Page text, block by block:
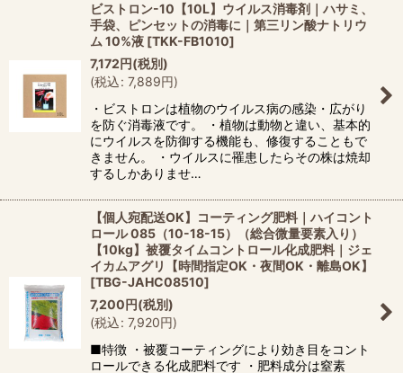
ビストロン-10【10L】ウイルス消毒剤｜ハサミ、
手袋、ピンセットの消毒に｜第三リン酸ナトリウ
ム 10%液 [TKK-FB1010]
7,172円(税別)
(税込: 7,889円)
・ビストロンは植物のウイルス病の感染・広がり
を防ぐ消毒液です。 ・植物は動物と違い、基本的
にウイルスを防御する機能も、修復することもで
きません。 ・ウイルスに罹患したらその株は焼却
するしかありませ…
【個人宛配送OK】コーティング肥料｜ハイコント
ロール 085（10-18-15）（総合微量要素入り）
【10kg】被覆タイムコントロール化成肥料｜ジェ
イカムアグリ【時間指定OK・夜間OK・離島OK】
[TBG-JAHC08510]
7,200円(税別)
(税込: 7,920円)
■特徴 ・被覆コーティングにより効き目をコント
ロールできる化成肥料です ・肥料成分は窒素